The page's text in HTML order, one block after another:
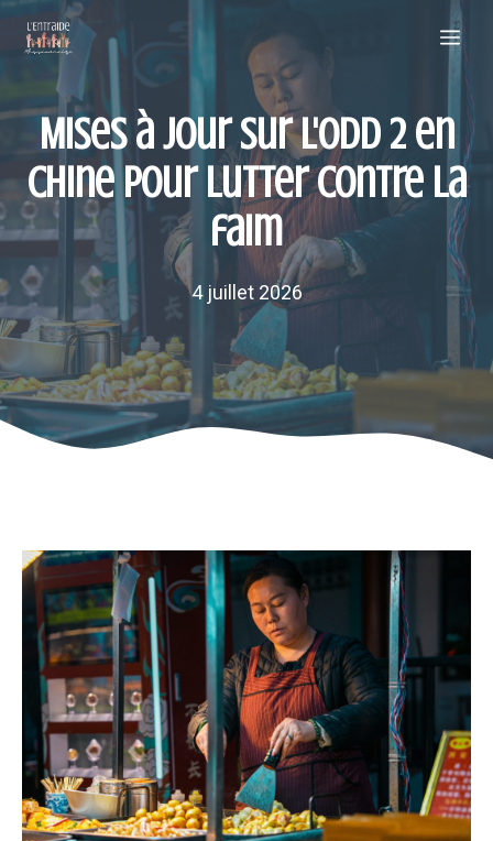
contenu
Mises à jour sur l'ODD 2 en
Chine pour lutter contre la
faim
4 juillet 2026